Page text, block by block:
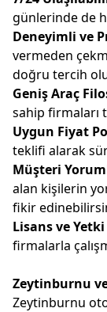
günlerinde de
Deneyimli ve
vermeden
doğru tercih
Geniş Araç
sahip firmaları
Uygun Fiyat
teklifi alarak
Müşteri
alan kişilerin
fikir
Lisans ve
firmalarla
Zeytinburnu
Zeytinburnu